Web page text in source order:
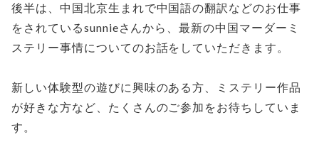
後半は、中国北京生まれで中国語の翻訳などのお仕事
をされているsunnieさんから、最新の中国マーダーミ
ステリー事情についてのお話をしていただきます。
新しい体験型の遊びに興味のある方、ミステリー作品
が好きな方など、たくさんのご参加をお待ちしていま
す。